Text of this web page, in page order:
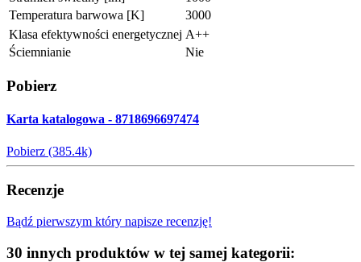
Temperatura barwowa [K]
3000
Klasa efektywności energetycznej A++
Ściemnianie
Nie
Pobierz
Karta katalogowa - 8718696697474
Pobierz (385.4k)
Recenzje
Bądź pierwszym który napisze recenzję!
30 innych produktów w tej samej kategorii: